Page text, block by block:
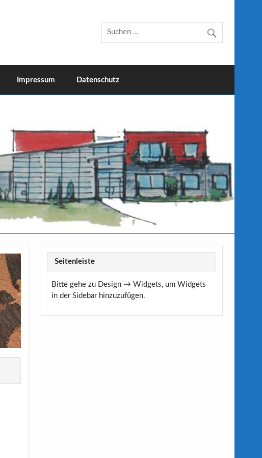
Impressum Datenschutz
Seitenleiste
Bitte gehe zu Design → Widgets, um Widgets
in der Sidebar hinzuzufügen.